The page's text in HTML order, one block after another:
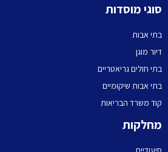
סוגי מוסדות
בתי אבות
דיור מוגן
בתי חולים גריאטריים
בתי אבות שיקומיים
קוד משרד הבריאות
מחלקות